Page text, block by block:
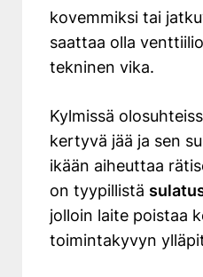
kovemmiksi tai
saattaa olla
tekninen vika.
Kylmissä
kertyvä jää ja sen
ikään aiheuttaa
on tyypillistä
jolloin laite poistaa
toimintakyvyn